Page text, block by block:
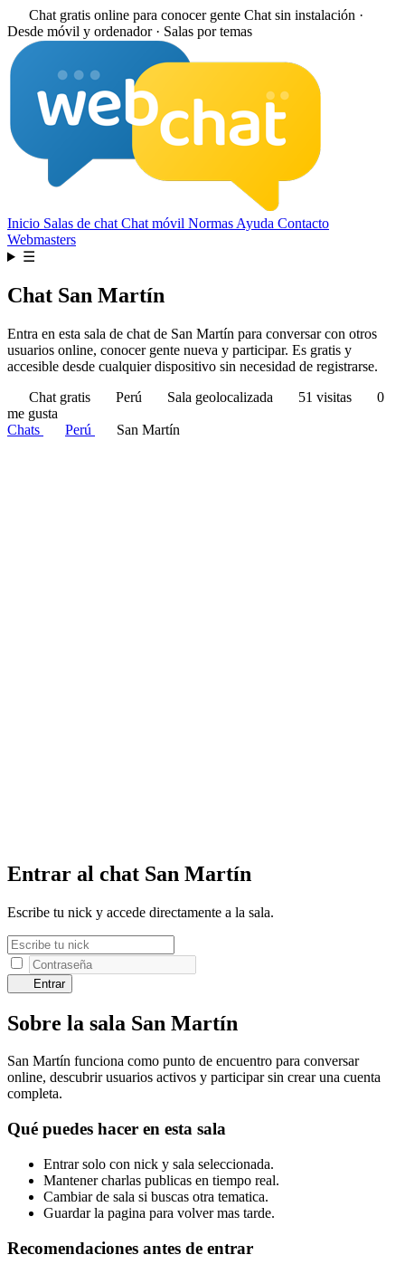
Chat gratis online para conocer gente Chat sin instalación ·
Desde móvil y ordenador · Salas por temas
Inicio Salas de chat Chat móvil Normas Ayuda Contacto
Webmasters
☰
Chat San Martín
Entra en esta sala de chat de San Martín para conversar con otros
usuarios online, conocer gente nueva y participar. Es gratis y
accesible desde cualquier dispositivo sin necesidad de registrarse.
Chat gratis
Perú Sala geolocalizada 51 visitas
0
me gusta
Chats
Perú San Martín
Entrar al chat San Martín
Escribe tu nick y accede directamente a la sala.
Entrar
Sobre la sala San Martín
San Martín funciona como punto de encuentro para conversar
online, descubrir usuarios activos y participar sin crear una cuenta
completa.
Qué puedes hacer en esta sala
Entrar solo con nick y sala seleccionada.
Mantener charlas publicas en tiempo real.
Cambiar de sala si buscas otra tematica.
Guardar la pagina para volver mas tarde.
Recomendaciones antes de entrar